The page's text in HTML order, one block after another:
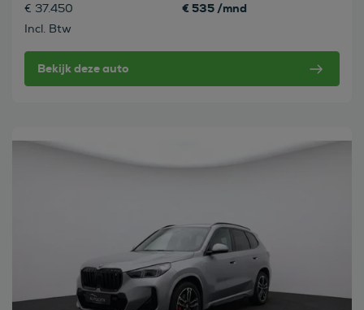
€ 37.450
Incl. Btw
€ 535 /mnd
Bekijk deze auto
Bekijk deze auto